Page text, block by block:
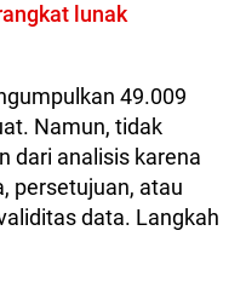
lunak
49.009
Namun, tidak
dari analisis karena
persetujuan, atau
data. Langkah